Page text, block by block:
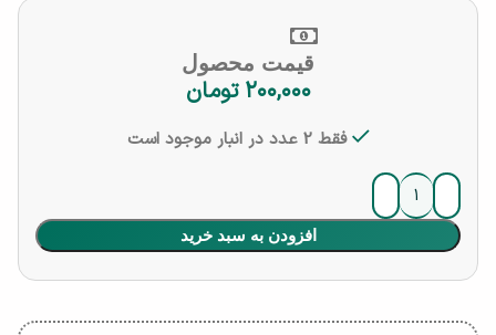
قیمت محصول
۲۰۰,۰۰۰ تومان
فقط 2 عدد در انبار موجود است
افزودن به سبد خرید